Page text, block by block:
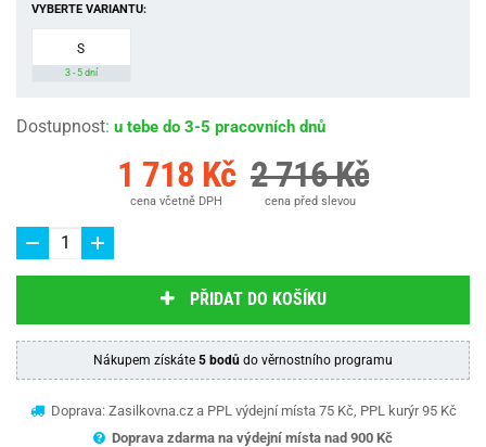
VYBERTE VARIANTU:
S
3 - 5 dní
Dostupnost: u tebe do 3-5 pracovních dnů
1 718 Kč
cena včetně DPH
2 716 Kč
cena před slevou
PŘIDAT DO KOŠÍKU
Nákupem získáte 5 bodů do věrnostního programu
Doprava: Zasilkovna.cz a PPL výdejní místa 75 Kč, PPL kurýr 95 Kč
Doprava zdarma na výdejní místa nad 900 Kč